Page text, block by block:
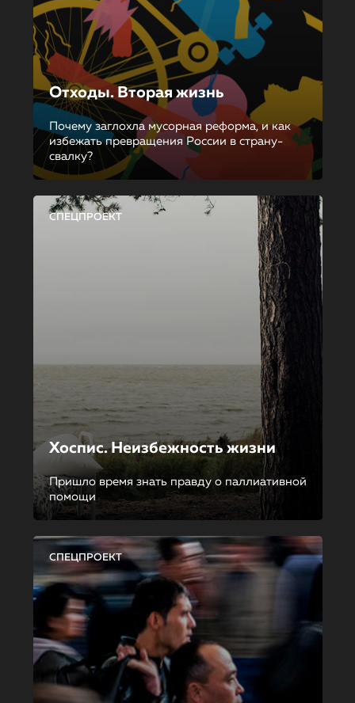
Отходы. Вторая жизнь
Почему заглохла мусорная реформа, и как
избежать превращения России в страну-
свалку?
СПЕЦПРОЕКТ
Хоспис. Неизбежность жизни
Пришло время знать правду о паллиативной
помощи
СПЕЦПРОЕКТ